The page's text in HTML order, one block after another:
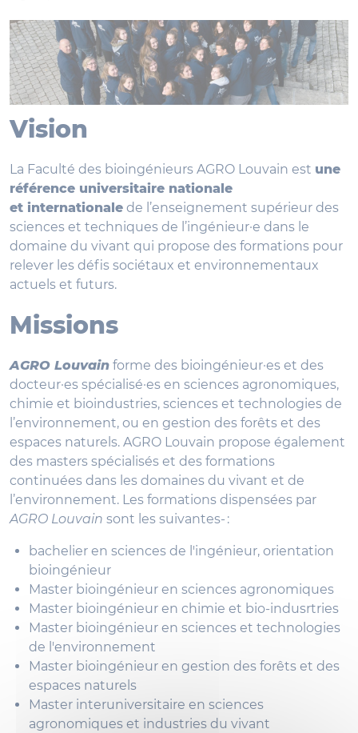
Vision
La Faculté des bioingénieurs AGRO Louvain est une
référence universitaire nationale
et internationale de l’enseignement supérieur des
sciences et techniques de l’ingénieur·e dans le
domaine du vivant qui propose des formations pour
relever les défis sociétaux et environnementaux
actuels et futurs.
Missions
AGRO Louvain forme des bioingénieur·es et des
docteur·es spécialisé·es en sciences agronomiques,
chimie et bioindustries, sciences et technologies de
l’environnement, ou en gestion des forêts et des
espaces naturels. AGRO Louvain propose également
des masters spécialisés et des formations
continuées dans les domaines du vivant et de
l’environnement. Les formations dispensées par
AGRO Louvain sont les suivantes- :
bachelier en sciences de l'ingénieur, orientation
bioingénieur
Master bioingénieur en sciences agronomiques
Master bioingénieur en chimie et bio-indusrtries
Master bioingénieur en sciences et technologies
de l'environnement
Master bioingénieur en gestion des forêts et des
espaces naturels
Master interuniversitaire en sciences
agronomiques et industries du vivant